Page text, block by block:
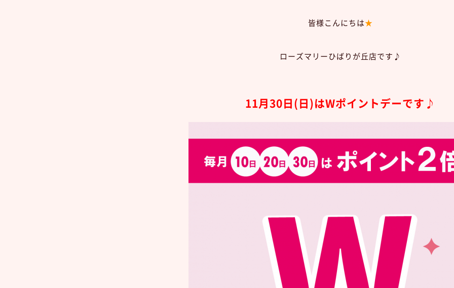
皆様こんにちは★
ローズマリーひばりが丘店です♪
11月30日(日)はWポイントデーです♪